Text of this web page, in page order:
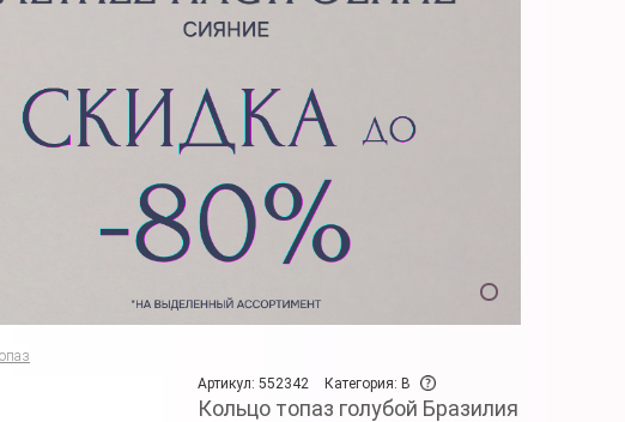
Артикул: 552342
Категория: B
Кольцо топаз голубой Бразилия